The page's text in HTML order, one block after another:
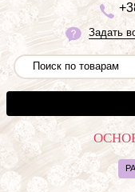
+3
Задать